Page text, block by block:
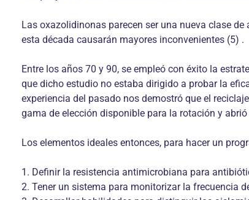
Las oxazolidinonas parecen ser una nueva clase
esta década causarán mayores inconvenientes (5) .
Entre los años 70 y 90, se empleó con éxito la
que dicho estudio no estaba dirigido a probar la
experiencia del pasado nos demostró que el
gama de elección disponible para la rotación y
Los elementos ideales entonces, para hacer un
1. Definir la resistencia antimicrobiana para
2. Tener un sistema para monitorizar la frecuencia